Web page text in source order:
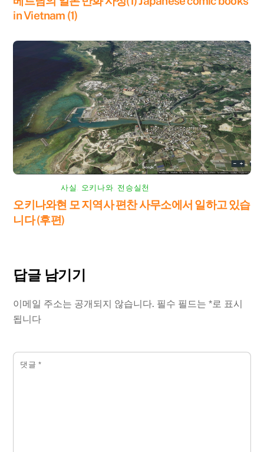
in Vietnam (1)
사실 오키나와 전승실천
오키나와현 모 지역사 편찬 사무소에서 일하고 있습
니다 (후편)
답글 남기기
이메일 주소는 공개되지 않습니다. 필수 필드는*로 표시
됩니다
댓글 *